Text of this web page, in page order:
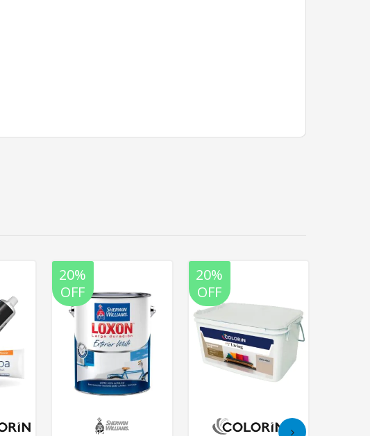
20%
OFF
20%
OFF